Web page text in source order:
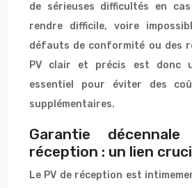
de sérieuses difficultés en
rendre difficile, voire
défauts de conformité ou des
PV clair et précis est donc
essentiel pour éviter des
supplémentaires.
Garantie
réception : un lien
Le PV de réception est